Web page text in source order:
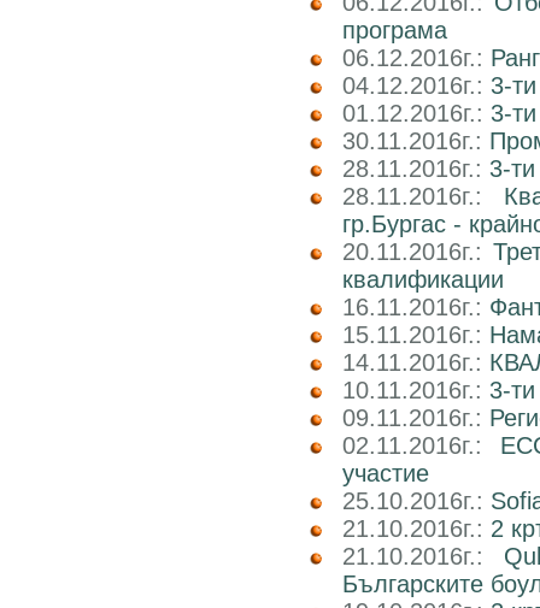
програма
06.12.2016г.:
04.12.2016г.: 3-
01.12.2016г.: 3-
30.11.2016г.:
28.11.2016г.: 3-
28.11.2016г.:
гр.Бургас -
20.11.2016г.:
квалификации
16.11.2016г.:
15.11.2016г.:
14.11.2016г.:
10.11.2016г.: 3-
09.11.2016г.:
02.11.2016г.:
участие
25.10.2016г.:
21.10.2016г.: 2
21.10.2016г.:
Българските